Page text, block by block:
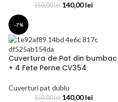
150,00lei 140,00lei
-7%
Cuvertura de Pat din bumbac
+ 4 Fete Perne CV354
Cuverturi pat dublu
150,00lei 140,00lei